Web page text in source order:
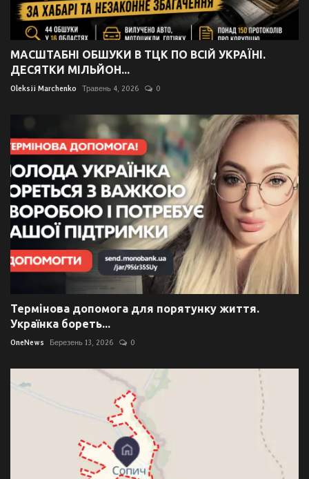
МАСШТАБНІ ОБШУКИ В ТЦК ПО ВСІЙ УКРАЇНІ.
ДЕСЯТКИ МІЛЬЙОН...
Oleksii Marchenko Травень 4, 2026 0
Термінова допомога для порятунку життя.
Українка бореть...
OneNews Березень 13, 2026 0